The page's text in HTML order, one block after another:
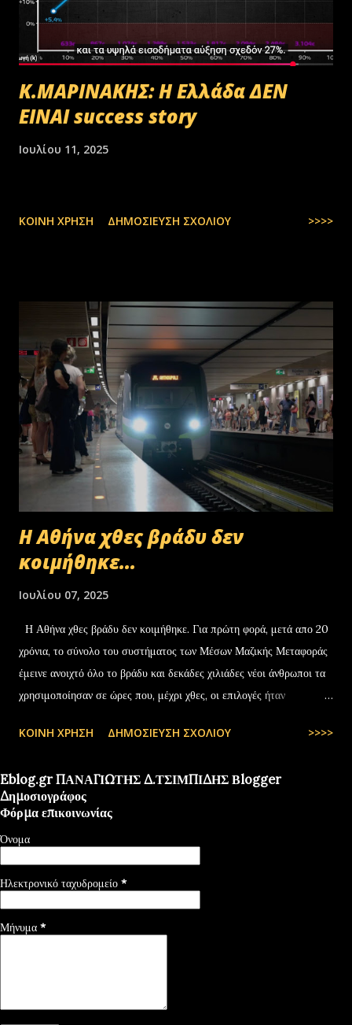
Κ.ΜΑΡΙΝΑΚΗΣ: Η Ελλάδα ΔΕΝ
ΕΙΝΑΙ success story
Ιουλίου 11, 2025
ΚΟΙΝΉ ΧΡΉΣΗ ΔΗΜΟΣΊΕΥΣΗ ΣΧΟΛΊΟΥ >>>>
Η Αθήνα χθες βράδυ δεν
κοιμήθηκε...
Ιουλίου 07, 2025
Η Αθήνα χθες βράδυ δεν κοιμήθηκε. Για πρώτη φορά, μετά απο 20
χρόνια, το σύνολο του συστήματος των Μέσων Μαζικής Μεταφοράς
έμεινε ανοιχτό όλο το βράδυ και δεκάδες χιλιάδες νέοι άνθρωποι τα
χρησιμοποίησαν σε ώρες που, μέχρι χθες, οι επιλογές ήταν
2025
ΚΟΙΝΉ ΧΡΉΣΗ ΔΗΜΟΣΊΕΥΣΗ ΣΧΟΛΊΟΥ >>>>
Eblog.gr ΠΑΝΑΓΙΩΤΗΣ Δ.ΤΣΙΜΠΙΔΗΣ Βlogger
Δημοσιογράφος
Φόρμα επικοινωνίας
Όνομα
Ηλεκτρονικό ταχυδρομείο *
Μήνυμα *